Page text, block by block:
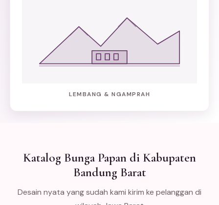
LEMBANG & NGAMPRAH
Katalog Bunga Papan di Kabupaten
Bandung Barat
Desain nyata yang sudah kami kirim ke pelanggan di